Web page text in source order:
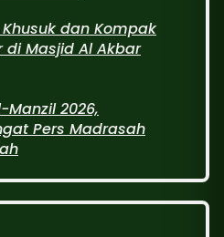
Khusuk dan Kompak
di Masjid Al Akbar
Manzil 2026,
Pers Madrasah